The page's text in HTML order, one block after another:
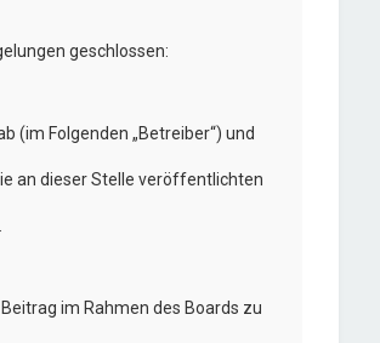
geschlossen:
(im Folgenden „Betreiber“) und
an dieser Stelle veröffentlichten
im Rahmen des Boards zu